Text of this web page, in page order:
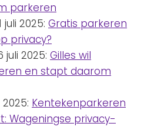
parkeren
2025: Gratis parkeren
privacy?
2025: Gilles wil
en stapt daarom
Kentekenparkeren
Wageningse privacy-